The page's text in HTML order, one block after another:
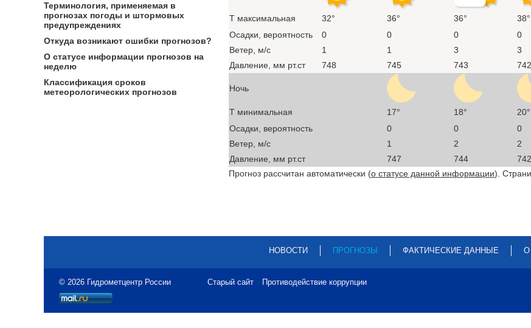
T максимальная 32° 36° 36° 38°
Осадки, вероятность
0 0 0 0
Ветер, м/с
1 1 3 3
Давление, мм рт.ст
748 745 743 742
Ночь
T минимальная 17° 18° 20°
Осадки, вероятность
0 0 0
Ветер, м/с
1 2 2
Давление, мм рт.ст
747 744 742
Прогноз рассчитан автоматически (о статусе данной информации).
Терминология, применяемая в
прогнозах погоды и штормовых
предупреждениях
Откуда возникают ошибки прогнозов?
О статусе информации прогнозов на
неделю
Классификация сроков
метеорологических прогнозов
НОВОСТИ ПРОГНОЗЫ ФАКТИЧЕСКИЕ ДАННЫЕ О
© 2026 Гидрометцентр России Старый сайт Противодействие коррупции